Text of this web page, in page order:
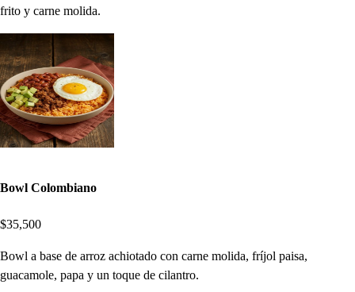
frito y carne molida.
Bowl Colombiano
$35,500
Bowl a base de arroz achiotado con carne molida, fríjol paisa,
guacamole, papa y un toque de cilantro.